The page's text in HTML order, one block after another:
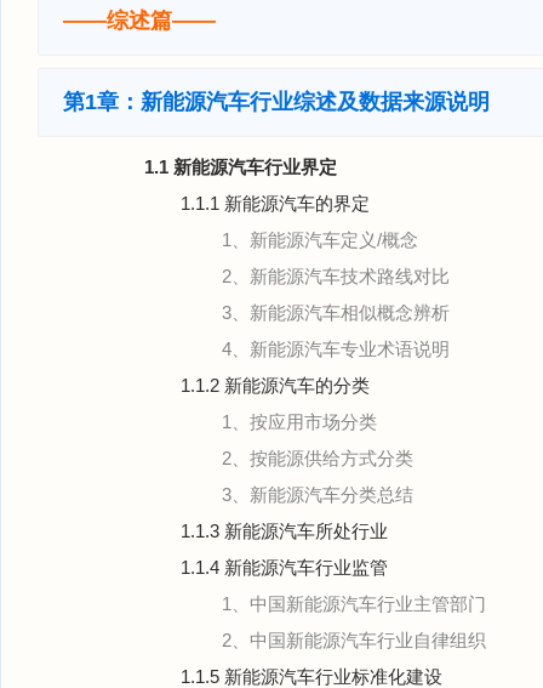
——综述篇——
第1章：新能源汽车行业综述及数据来源说明
1.1 新能源汽车行业界定
1.1.1 新能源汽车的界定
1、新能源汽车定义/概念
2、新能源汽车技术路线对比
3、新能源汽车相似概念辨析
4、新能源汽车专业术语说明
1.1.2 新能源汽车的分类
1、按应用市场分类
2、按能源供给方式分类
3、新能源汽车分类总结
1.1.3 新能源汽车所处行业
1.1.4 新能源汽车行业监管
1、中国新能源汽车行业主管部门
2、中国新能源汽车行业自律组织
1.1.5 新能源汽车行业标准化建设